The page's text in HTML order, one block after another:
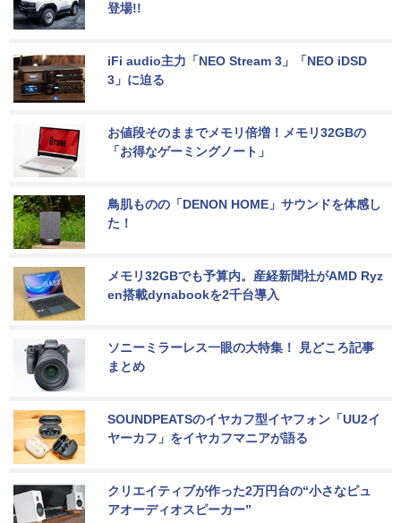
登場!!
iFi audio主力「NEO Stream 3」「NEO iDSD
3」に迫る
お値段そのままでメモリ倍増！メモリ32GBの
「お得なゲーミングノート」
鳥肌ものの「DENON HOME」サウンドを体感し
た！
メモリ32GBでも予算内。産経新聞社がAMD Ryz
en搭載dynabookを2千台導入
ソニーミラーレス一眼の大特集！ 見どころ記事
まとめ
SOUNDPEATSのイヤカフ型イヤフォン「UU2イ
ヤーカフ」をイヤカフマニアが語る
クリエイティブが作った2万円台の“小さなピュ
アオーディオスピーカー”